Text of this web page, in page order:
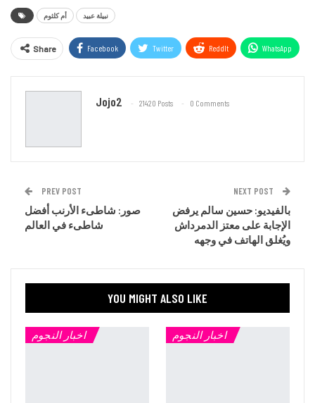
أم كلثوم نبيلة عبيد
Share Facebook Twitter ReddIt WhatsApp
Jojo2 21420 Posts 0 Comments
PREV POST
صور: شاطىء الأرنب أفضل
شاطىء في العالم
NEXT POST
بالفيديو: حسين سالم يرفض
الإجابة على معتز الدمرداش
ويُغلق الهاتف في وجهه
YOU MIGHT ALSO LIKE
اخبار النجوم اخبار النجوم